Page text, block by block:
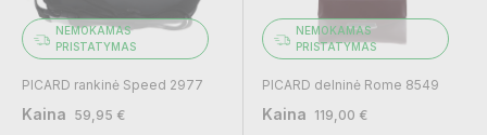
NEMOKAMAS
PRISTATYMAS
PICARD rankinė Speed 2977
Kaina 59,95 €
NEMOKAMAS
PRISTATYMAS
PICARD delninė Rome 8549
Kaina 119,00 €